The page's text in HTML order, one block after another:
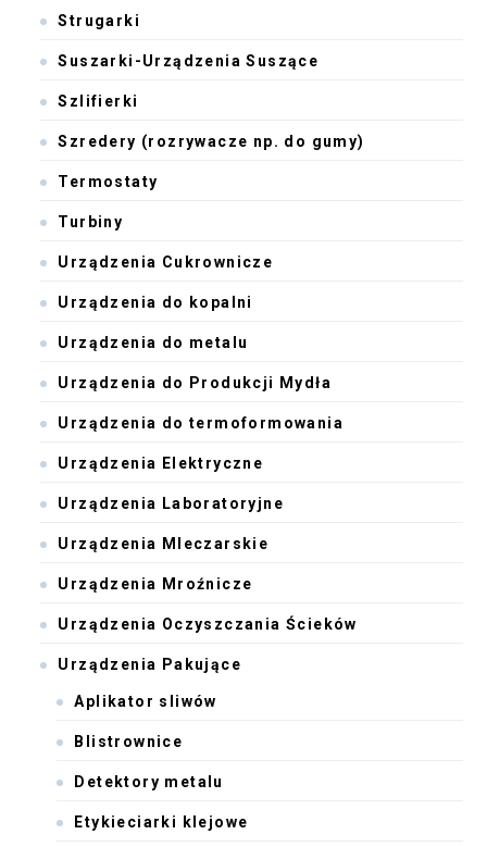
Strugarki
Suszarki-Urządzenia Suszące
Szlifierki
Szredery (rozrywacze np. do gumy)
Termostaty
Turbiny
Urządzenia Cukrownicze
Urządzenia do kopalni
Urządzenia do metalu
Urządzenia do Produkcji Mydła
Urządzenia do termoformowania
Urządzenia Elektryczne
Urządzenia Laboratoryjne
Urządzenia Mleczarskie
Urządzenia Mroźnicze
Urządzenia Oczyszczania Ścieków
Urządzenia Pakujące
Aplikator sliwów
Blistrownice
Detektory metalu
Etykieciarki klejowe